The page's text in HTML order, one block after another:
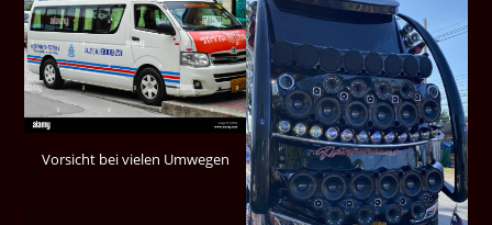
Vorsicht bei vielen Umwegen